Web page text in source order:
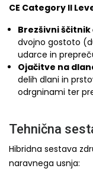
CE Category II
Brezšivni
dvojno gostoto
udarce in
Ojačitve na
delih dlani in
odrgninami ter
Tehnična
Hibridna sestava
naravnega usnja: